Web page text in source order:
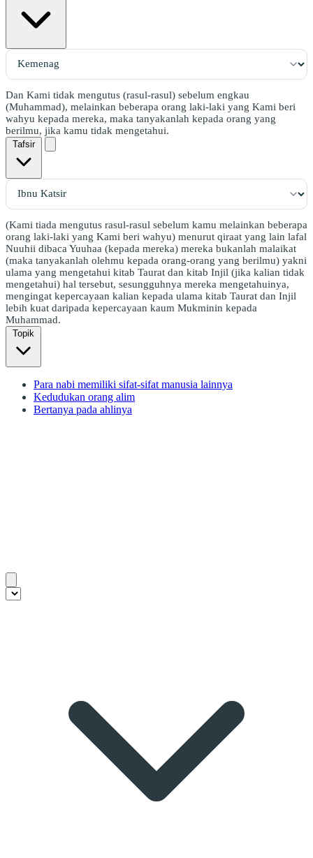
Dan Kami tidak mengutus (rasul-rasul) sebelum engkau
(Muhammad), melainkan beberapa orang laki-laki yang Kami beri
wahyu kepada mereka, maka tanyakanlah kepada orang yang
berilmu, jika kamu tidak mengetahui.
Tafsir
(Kami tiada mengutus rasul-rasul sebelum kamu melainkan beberapa
orang laki-laki yang Kami beri wahyu) menurut qiraat yang lain lafal
Nuuhii dibaca Yuuhaa (kepada mereka) mereka bukanlah malaikat
(maka tanyakanlah olehmu kepada orang-orang yang berilmu) yakni
ulama yang mengetahui kitab Taurat dan kitab Injil (jika kalian tidak
mengetahui) hal tersebut, sesungguhnya mereka mengetahuinya,
mengingat kepercayaan kalian kepada ulama kitab Taurat dan Injil
lebih kuat daripada kepercayaan kaum Mukminin kepada
Muhammad.
Topik
Para nabi memiliki sifat-sifat manusia lainnya
Kedudukan orang alim
Bertanya pada ahlinya